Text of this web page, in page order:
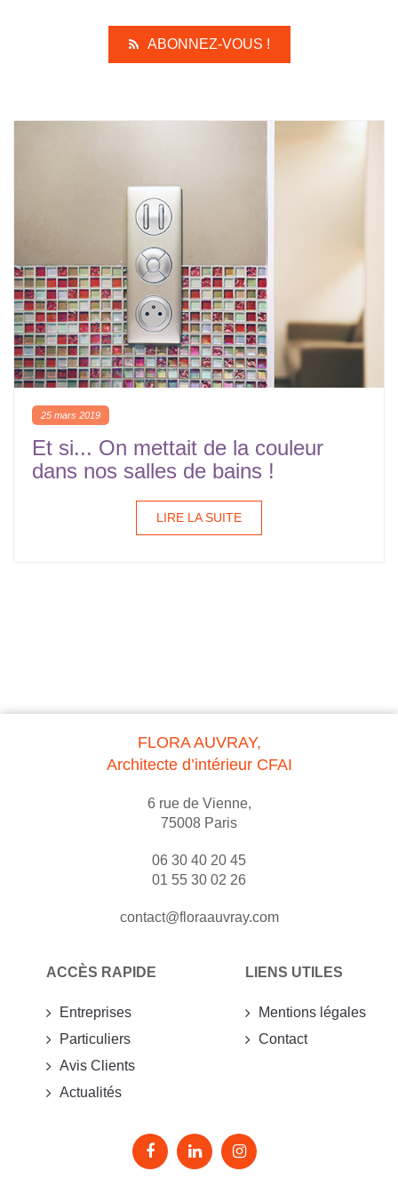
ABONNEZ-VOUS !
25 mars 2019
Et si... On mettait de la couleur
dans nos salles de bains !
LIRE LA SUITE
FLORA AUVRAY,
Architecte d’intérieur CFAI
6 rue de Vienne,
75008 Paris
06 30 40 20 45
01 55 30 02 26
contact@floraauvray.com
ACCÈS RAPIDE
Entreprises
Particuliers
Avis Clients
Actualités
LIENS UTILES
Mentions légales
Contact